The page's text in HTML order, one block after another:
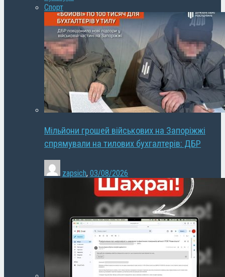
Спорт
Мільйони грошей військових на Запоріжжі
спрямували на тилових бухгалтерів: ДБР
zapsich, 03/08/2026